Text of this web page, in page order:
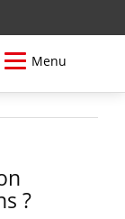
Menu
?